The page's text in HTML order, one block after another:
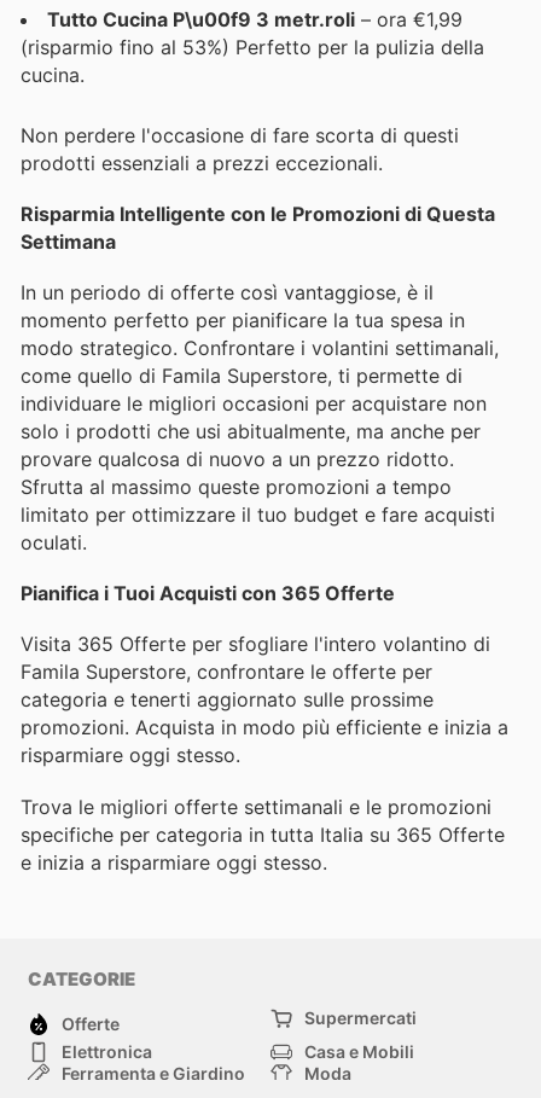
Tutto Cucina P\u00f9 3 metr.roli – ora €1,99
(risparmio fino al 53%) Perfetto per la pulizia della
cucina.
Non perdere l'occasione di fare scorta di questi
prodotti essenziali a prezzi eccezionali.
Risparmia Intelligente con le Promozioni di Questa
Settimana
In un periodo di offerte così vantaggiose, è il
momento perfetto per pianificare la tua spesa in
modo strategico. Confrontare i volantini settimanali,
come quello di Famila Superstore, ti permette di
individuare le migliori occasioni per acquistare non
solo i prodotti che usi abitualmente, ma anche per
provare qualcosa di nuovo a un prezzo ridotto.
Sfrutta al massimo queste promozioni a tempo
limitato per ottimizzare il tuo budget e fare acquisti
oculati.
Pianifica i Tuoi Acquisti con 365 Offerte
Visita 365 Offerte per sfogliare l'intero volantino di
Famila Superstore, confrontare le offerte per
categoria e tenerti aggiornato sulle prossime
promozioni. Acquista in modo più efficiente e inizia a
risparmiare oggi stesso.
Trova le migliori offerte settimanali e le promozioni
specifiche per categoria in tutta Italia su 365 Offerte
e inizia a risparmiare oggi stesso.
CATEGORIE
Offerte
Supermercati
Elettronica
Casa e Mobili
Ferramenta e Giardino
Moda